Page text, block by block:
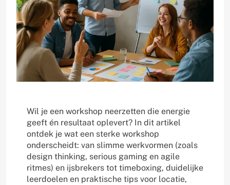
Wil je een workshop neerzetten die energie
geeft én resultaat oplevert? In dit artikel
ontdek je wat een sterke workshop
onderscheidt: van slimme werkvormen (zoals
design thinking, serious gaming en agile
ritmes) en ijsbrekers tot timeboxing, duidelijke
leerdoelen en praktische tips voor locatie,